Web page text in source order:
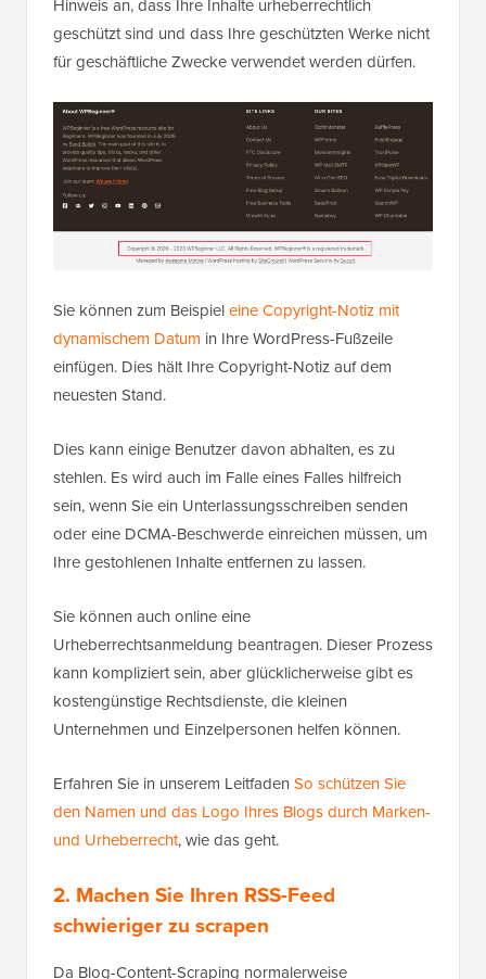
Hinweis an, dass Ihre Inhalte urheberrechtlich
geschützt sind und dass Ihre geschützten Werke nicht
für geschäftliche Zwecke verwendet werden dürfen.
Sie können zum Beispieleine Copyright-Notiz mit
dynamischem Datum in Ihre WordPress-Fußzeile
einfügen. Dies hält Ihre Copyright-Notiz auf dem
neuesten Stand.
Dies kann einige Benutzer davon abhalten, es zu
stehlen. Es wird auch im Falle eines Falles hilfreich
sein, wenn Sie ein Unterlassungsschreiben senden
oder eine DCMA-Beschwerde einreichen müssen, um
Ihre gestohlenen Inhalte entfernen zu lassen.
Sie können auch online eine
Urheberrechtsanmeldung beantragen. Dieser Prozess
kann kompliziert sein, aber glücklicherweise gibt es
kostengünstige Rechtsdienste, die kleinen
Unternehmen und Einzelpersonen helfen können.
Erfahren Sie in unserem Leitfaden So schützen Sie
den Namen und das Logo Ihres Blogs durch Marken-
und Urheberrecht, wie das geht.
2. Machen Sie Ihren RSS-Feed
schwieriger zu scrapen
Da Blog-Content-Scraping normalerweise